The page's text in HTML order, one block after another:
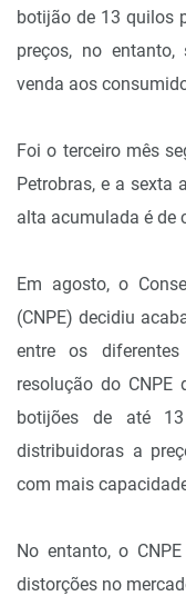
botijão de 13 quilos
preços, no
venda aos
Foi o terceiro mês
Petrobras, e a sexta
alta acumulada é de
Em agosto, o
(CNPE) decidiu
entre os
resolução do CNPE
botijões de até
distribuidoras a
com mais
No entanto, o
distorções no